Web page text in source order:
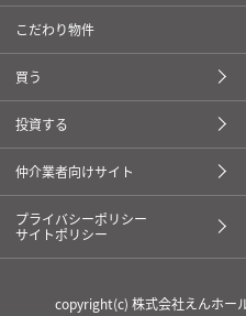
こだわり物件
買う
投資する
仲介業者向けサイト
プライバシーポリシー
サイトポリシー
copyright(c) 株式会社えんホー